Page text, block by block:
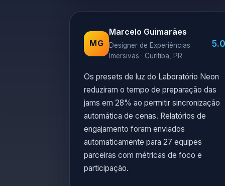
MG
Marcelo Guimarães
Designer de Experiências
Imersivas · Curitiba, PR
5.0
Os presets de luz do Laboratório Neon
reduziram o tempo de preparação das
jams em 28% ao permitir sincronização
automática de cenas. Relatórios de
engajamento foram enviados
automaticamente para 27 equipes
parceiras com métricas de foco e
participação.